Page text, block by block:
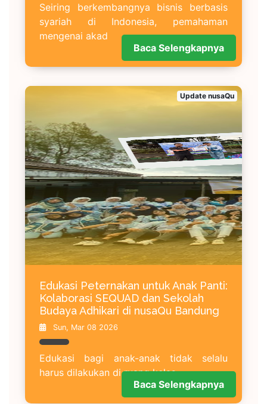
Seiring berkembangnya bisnis berbasis
syariah di Indonesia, pemahaman
mengenai akad
Baca Selengkapnya
Update nusaQu
Edukasi Peternakan untuk Anak Panti:
Kolaborasi SEQUAD dan Sekolah
Budaya Adhikari di nusaQu Bandung
Sun, Mar 08 2026
Edukasi bagi anak-anak tidak selalu
harus dilakukan di ruang kelas.
Baca Selengkapnya